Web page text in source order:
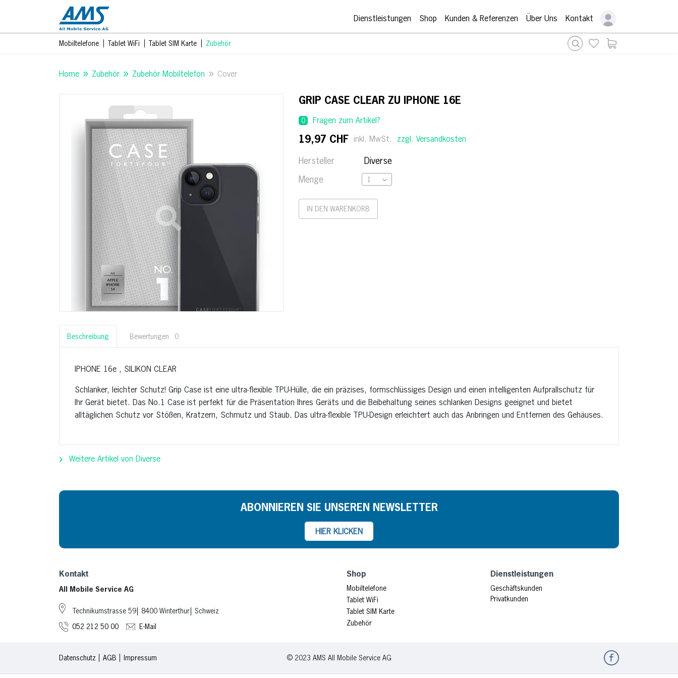
Dienstleistungen Shop Kunden & Referenzen Über Uns Kontakt
Mobiltelefone Tablet WiFi Tablet SIM Karte Zubehör
Home Zubehör Zubehör Mobiltelefon Cover
GRIP CASE CLEAR ZU IPHONE 16E
0 Fragen zum Artikel?
19,97 CHF inkl. MwSt. zzgl. Versandkosten
Hersteller
Diverse
Menge
IN DEN WARENKORB
Beschreibung Bewertungen 0
IPHONE 16e , SILIKON CLEAR
Schlanker, leichter Schutz! Grip Case ist eine ultra-flexible TPU-Hülle, die ein präzises, formschlüssiges Design und einen intelligenten Aufprallschutz für
Ihr Gerät bietet. Das No.1 Case ist perfekt für die Präsentation Ihres Geräts und die Beibehaltung seines schlanken Designs geeignet und bietet
alltäglichen Schutz vor Stößen, Kratzern, Schmutz und Staub. Das ultra-flexible TPU-Design erleichtert auch das Anbringen und Entfernen des Gehäuses.
Weitere Artikel von Diverse
ABONNIEREN SIE UNSEREN NEWSLETTER
HIER KLICKEN
Kontakt
All Mobile Service AG
Technikumstrasse 59 8400 Winterthur Schweiz
052 212 50 00
E-Mail
Shop
Mobiltelefone
Tablet WiFi
Tablet SIM Karte
Zubehör
Dienstleistungen
Geschäftskunden
Privatkunden
Datenschutz AGB Impressum © 2023 AMS All Mobile Service AG